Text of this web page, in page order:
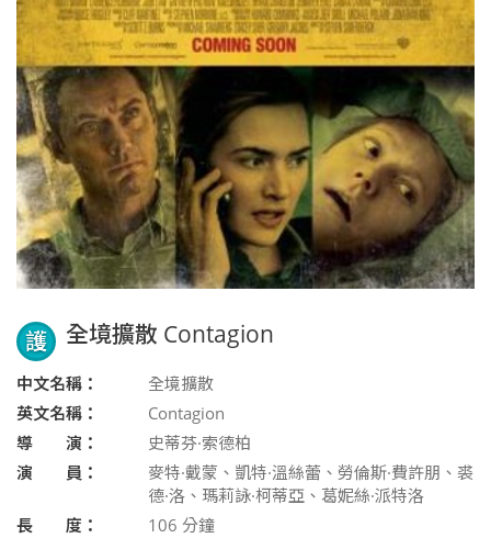
護 全境擴散 Contagion
中文名稱：
全境擴散
英文名稱：
Contagion
導 演：
史蒂芬·索德柏
演 員：
麥特·戴蒙、凱特·溫絲蕾、勞倫斯·費許朋、裘
德·洛、瑪莉詠·柯蒂亞、葛妮絲·派特洛
長 度：
106 分鐘